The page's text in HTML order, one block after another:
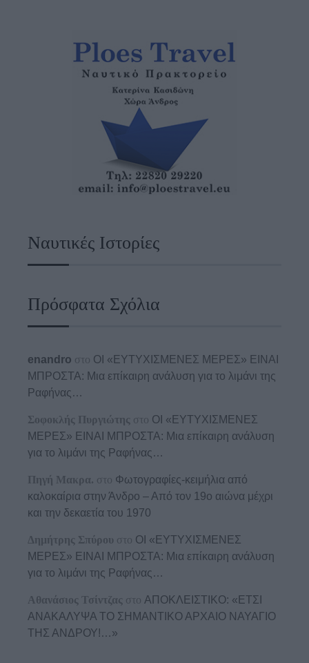
Ναυτικές Ιστορίες
Πρόσφατα Σχόλια
enandro στο ΟΙ «ΕΥΤΥΧΙΣΜΕΝΕΣ ΜΕΡΕΣ» ΕΙΝΑΙ
ΜΠΡΟΣΤΑ: Μια επίκαιρη ανάλυση για το λιμάνι της
Ραφήνας…
Σοφοκλής Πυργιώτης στο ΟΙ «ΕΥΤΥΧΙΣΜΕΝΕΣ
ΜΕΡΕΣ» ΕΙΝΑΙ ΜΠΡΟΣΤΑ: Μια επίκαιρη ανάλυση
για το λιμάνι της Ραφήνας…
Πηγή Μακρα. στο Φωτογραφίες-κειμήλια από
καλοκαίρια στην Άνδρο – Από τον 19ο αιώνα μέχρι
και την δεκαετία του 1970
Δημήτρης Σπύρου στο ΟΙ «ΕΥΤΥΧΙΣΜΕΝΕΣ
ΜΕΡΕΣ» ΕΙΝΑΙ ΜΠΡΟΣΤΑ: Μια επίκαιρη ανάλυση
για το λιμάνι της Ραφήνας…
Αθανάσιος Τσίντζας στο ΑΠΟΚΛΕΙΣΤΙΚΟ: «ΕΤΣΙ
ΑΝΑΚΑΛΥΨΑ ΤΟ ΣΗΜΑΝΤΙΚΟ ΑΡΧΑΙΟ ΝΑΥΑΓΙΟ
ΤΗΣ ΑΝΔΡΟΥ!…»